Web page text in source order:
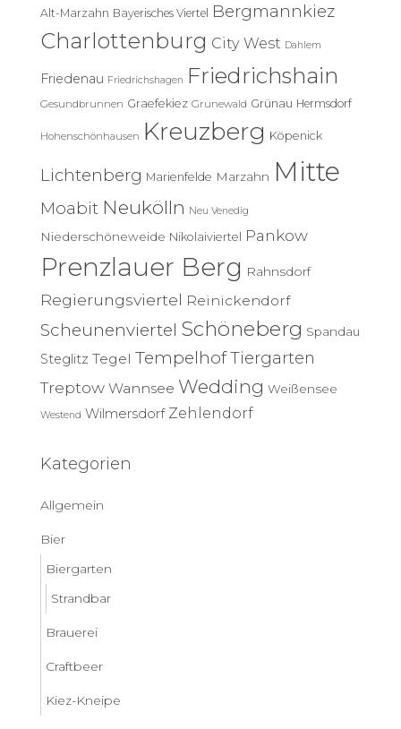
a
c
:
Alt-Marzahn Bayerisches Viertel Bergmannkiez
Charlottenburg City West Dahlem
Friedenau Friedrichshagen Friedrichshain
Gesundbrunnen Graefekiez Grunewald Grünau Hermsdorf
Hohenschönhausen Kreuzberg Köpenick
Lichtenberg Marienfelde Marzahn Mitte
Moabit Neukölln Neu Venedig
Niederschöneweide Nikolaiviertel Pankow
Prenzlauer Berg Rahnsdorf
Regierungsviertel Reinickendorf
Scheunenviertel Schöneberg Spandau
Steglitz Tegel TempelhofTiergarten
Treptow Wannsee Wedding Weißensee
Westend Wilmersdorf Zehlendorf
Kategorien
Allgemein
Bier
Biergarten
Strandbar
Brauerei
Craftbeer
Kiez-Kneipe